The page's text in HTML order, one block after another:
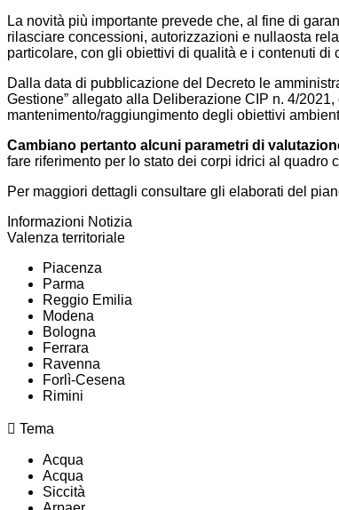
La novità più importante prevede che, al fine di
rilasciare concessioni, autorizzazioni e nullaosta
particolare, con gli obiettivi di qualità e i contenuti di
Dalla data di pubblicazione del Decreto le
Gestione” allegato alla Deliberazione CIP n. 4/
mantenimento/raggiungimento degli obiettivi
Cambiano pertanto alcuni parametri di
fare riferimento per lo stato dei corpi idrici al quadro
Per maggiori dettagli consultare gli elaborati del
Informazioni Notizia
Valenza territoriale
Piacenza
Parma
Reggio Emilia
Modena
Bologna
Ferrara
Ravenna
Forlì-Cesena
Rimini
Tema
Acqua
Acqua
Siccità